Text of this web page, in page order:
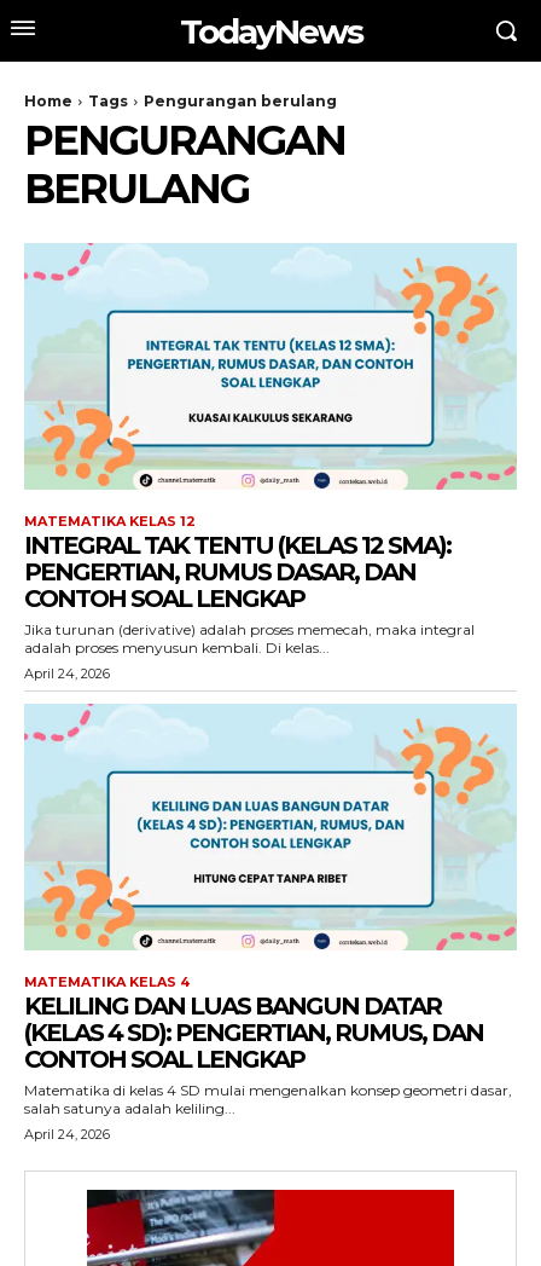
TodayNews
Home Tags Pengurangan berulang
PENGURANGAN
BERULANG
MATEMATIKA KELAS 12
INTEGRAL TAK TENTU (KELAS 12 SMA):
PENGERTIAN, RUMUS DASAR, DAN
CONTOH SOAL LENGKAP
Jika turunan (derivative) adalah proses memecah, maka integral
adalah proses menyusun kembali. Di kelas...
April 24, 2026
MATEMATIKA KELAS 4
KELILING DAN LUAS BANGUN DATAR
(KELAS 4 SD): PENGERTIAN, RUMUS, DAN
CONTOH SOAL LENGKAP
Matematika di kelas 4 SD mulai mengenalkan konsep geometri dasar,
salah satunya adalah keliling...
April 24, 2026